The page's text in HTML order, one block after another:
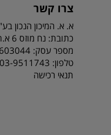
צרו קשר
א. א. המיכון הנכון
כתובת: נח מוזס 6 א.ת. ראשל"צ
מספר עסק: 512603044
טלפון: 03-9511743 03-9514181/2
תנאי רכישה